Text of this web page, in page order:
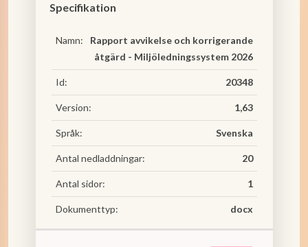
Specifikation
Namn:
Rapport avvikelse och korrigerande
åtgärd - Miljöledningssystem 2026
Id: 20348
Version: 1,63
Språk: Svenska
Antal nedladdningar: 20
Antal sidor: 1
Dokumenttyp: docx